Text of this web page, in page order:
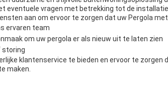
eventuele vragen met betrekking tot de
aan om ervoor te zorgen dat uw Pergola
ervaren team
om uw pergola er als nieuw uit te laten zien
storing
klantenservice te bieden en ervoor te
maken.